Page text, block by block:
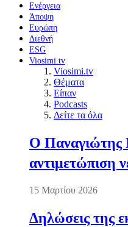
Ενέργεια
Άποψη
Ευρώπη
Διεθνή
ESG
Viosimi.tv
Viosimi.tv
Θέματα
Είπαν
Podcasts
Δείτε τα όλα
Ο Παναγιώτης
αντιμετώπιση
15 Μαρτίου 2026
Δηλώσεις της